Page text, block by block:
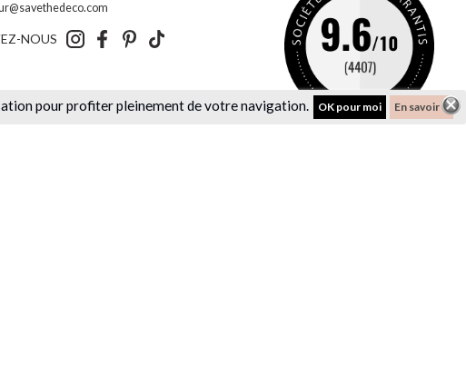
pour profiter pleinement de votre navigation. OK pour moi En savoir +
NOUS